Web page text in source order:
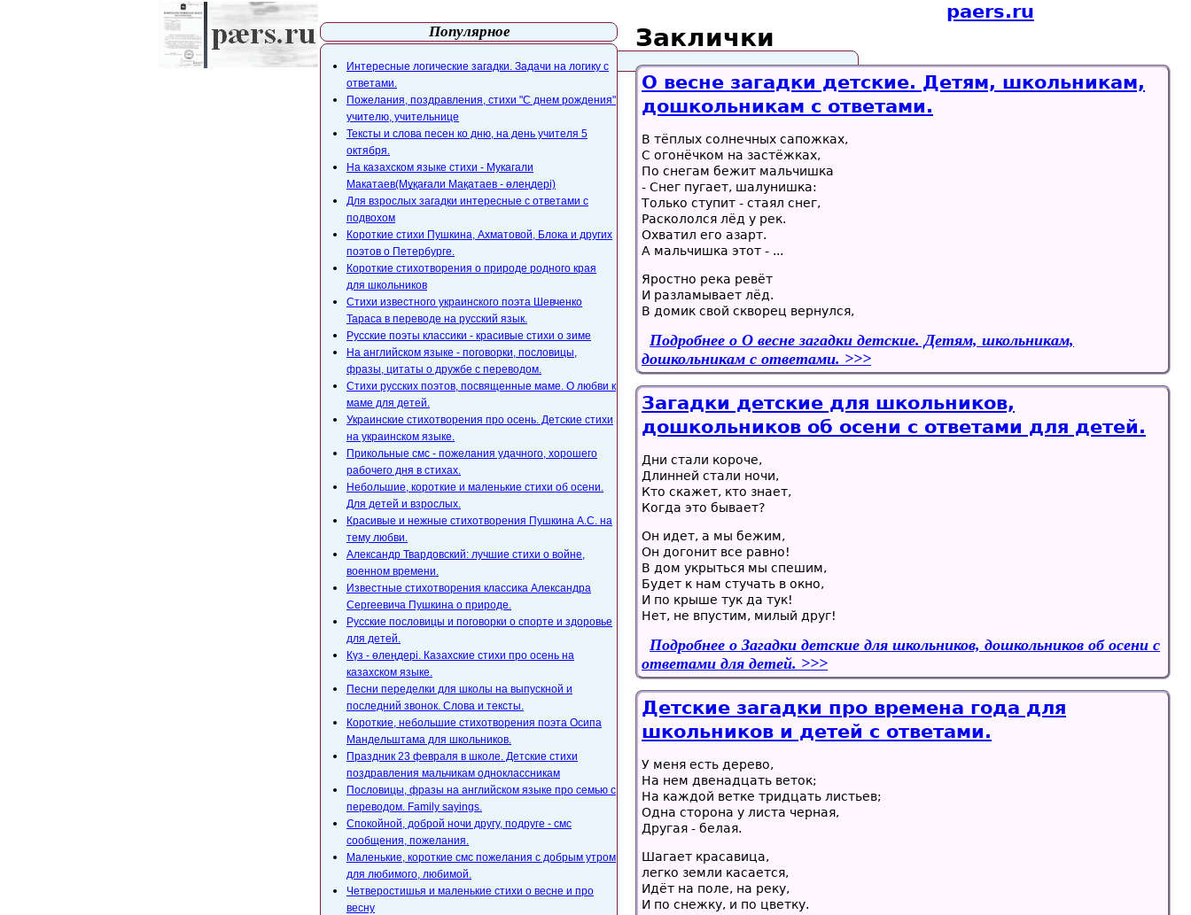
paers.ru
Заклички
О весне загадки детские. Детям, школьникам,
дошкольникам с ответами.
В тёплых солнечных сапожках,
С огонёчком на застёжках,
По снегам бежит мальчишка
- Снег пугает, шалунишка:
Только ступит - стаял снег,
Раскололся лёд у рек.
Охватил его азарт.
А мальчишка этот - ...
Яростно река ревёт
И разламывает лёд.
В домик свой скворец вернулся,
Подробнее о О весне загадки детские. Детям, школьникам,
дошкольникам с ответами.
Загадки детские для школьников,
дошкольников об осени с ответами для детей.
Дни стали короче,
Длинней стали ночи,
Кто скажет, кто знает,
Когда это бывает?
Он идет, а мы бежим,
Он догонит все равно!
В дом укрыться мы спешим,
Будет к нам стучать в окно,
И по крыше тук да тук!
Нет, не впустим, милый друг!
Подробнее о Загадки детские для школьников, дошкольников об осени с
ответами для детей.
Детские загадки про времена года для
школьников и детей с ответами.
У меня есть дерево,
На нем двенадцать веток;
На каждой ветке тридцать листьев;
Одна сторона у листа черная,
Другая - белая.
Шагает красавица,
легко земли касается,
Идёт на поле, на реку,
И по снежку, и по цветку.
Популярное
Интересные логические загадки. Задачи на логику с
ответами.
Пожелания, поздравления, стихи "С днем рождения"
учителю, учительнице
Тексты и слова песен ко дню, на день учителя 5
октября.
На казахском языке стихи - Мукагали
Макатаев(Мұқағали Мақатаев - өлеңдері)
Для взрослых загадки интересные с ответами с
подвохом
Короткие стихи Пушкина, Ахматовой, Блока и других
поэтов о Петербурге.
Короткие стихотворения о природе родного края
для школьников
Стихи известного украинского поэта Шевченко
Тараса в переводе на русский язык.
Русские поэты классики - красивые стихи о зиме
На английском языке - поговорки, пословицы,
фразы, цитаты о дружбе с переводом.
Стихи русских поэтов, посвященные маме. О любви к
маме для детей.
Украинские стихотворения про осень. Детские стихи
на украинском языке.
Прикольные смс - пожелания удачного, хорошего
рабочего дня в стихах.
Небольшие, короткие и маленькие стихи об осени.
Для детей и взрослых.
Красивые и нежные стихотворения Пушкина А.С. на
тему любви.
Александр Твардовский: лучшие стихи о войне,
военном времени.
Известные стихотворения классика Александра
Сергеевича Пушкина о природе.
Русские пословицы и поговорки о спорте и здоровье
для детей.
Күз - өлеңдері. Казахские стихи про осень на
казахском языке.
Песни переделки для школы на выпускной и
последний звонок. Слова и тексты.
Короткие, небольшие стихотворения поэта Осипа
Мандельштама для школьников.
Праздник 23 февраля в школе. Детские стихи
поздравления мальчикам одноклассникам
Пословицы, фразы на английском языке про семью с
переводом. Family sayings.
Спокойной, доброй ночи другу, подруге - смс
сообщения, пожелания.
Маленькие, короткие смс пожелания с добрым утром
для любимого, любимой.
Четверостишья и маленькие стихи о весне и про
весну
Карта сайта webmaster@paers.ru